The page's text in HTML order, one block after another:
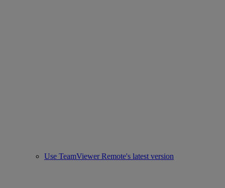
Use TeamViewer Remote's latest version